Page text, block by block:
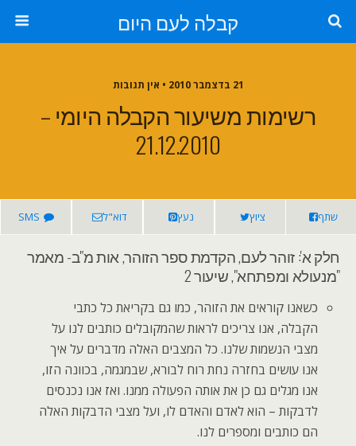
קבלה לעם היום
21 בדצמבר 2010 • אין תגובות
רשימות משיעור הקבלה היומי –
21.12.2010
שתף ציוץ נעץ דוא"ל SMS
חלק א': זוהר לעם, הקדמת ספר הזוהר, אות מ"ב- מאמר
"מנעולא ומפתחא", שיעור 2
כשאנו קוראים את הזוהר, כמו גם בקריאת כל כתבי
הקבלה, אנו צריכים לראות שהמקובלים כותבים לנו על
מצבי הנשמות שלנו. כל המצבים האלה מדברים על איך
אנו עושים בחזרה נחת רוח לבורא, שבמגמה, בכוונה הזו,
אנו מגלים גם כן את אותה הפעולה ממנו. ואז אנו נכנסים
לדבקות – הוא לאדם והאדם לו, ועל מצבי הדבקות האלה
הם כותבים ומספרים לנו.